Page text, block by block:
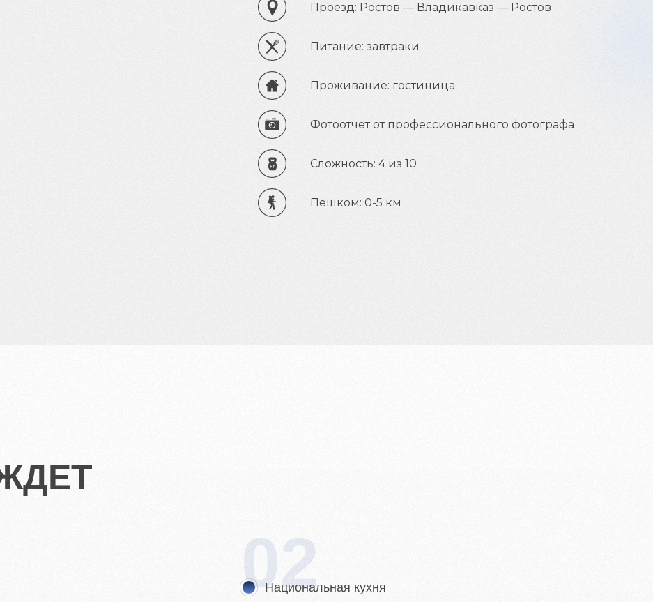
Пешком: 0-5 км
Сложность: 4 из 10
Фотоотчет от профессионального фотографа
Проживание: гостиница
Питание: завтраки
Проезд: Ростов — Владикавказ — Ростов
02
Национальная кухня